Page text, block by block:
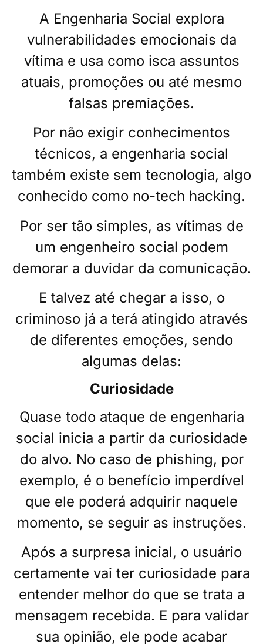
A Engenharia Social explora
vulnerabilidades emocionais da
vítima e usa como isca assuntos
atuais, promoções ou até mesmo
falsas premiações.
Por não exigir conhecimentos
técnicos, a engenharia social
também existe sem tecnologia, algo
conhecido como no-tech hacking.
Por ser tão simples, as vítimas de
um engenheiro social podem
demorar a duvidar da comunicação.
E talvez até chegar a isso, o
criminoso já a terá atingido através
de diferentes emoções, sendo
algumas delas:
Curiosidade
Quase todo ataque de engenharia
social inicia a partir da curiosidade
do alvo. No caso de phishing, por
exemplo, é o benefício imperdível
que ele poderá adquirir naquele
momento, se seguir as instruções.
Após a surpresa inicial, o usuário
certamente vai ter curiosidade para
entender melhor do que se trata a
mensagem recebida. E para validar
sua opinião, ele pode acabar